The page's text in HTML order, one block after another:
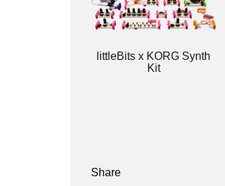
littleBits x KORG Synth
Kit
Share